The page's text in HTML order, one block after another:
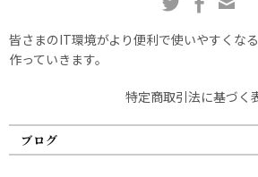
皆さまのIT環境がより便利で使いやすくな
作っていきます。
特定商取引法に基づく
ブログ